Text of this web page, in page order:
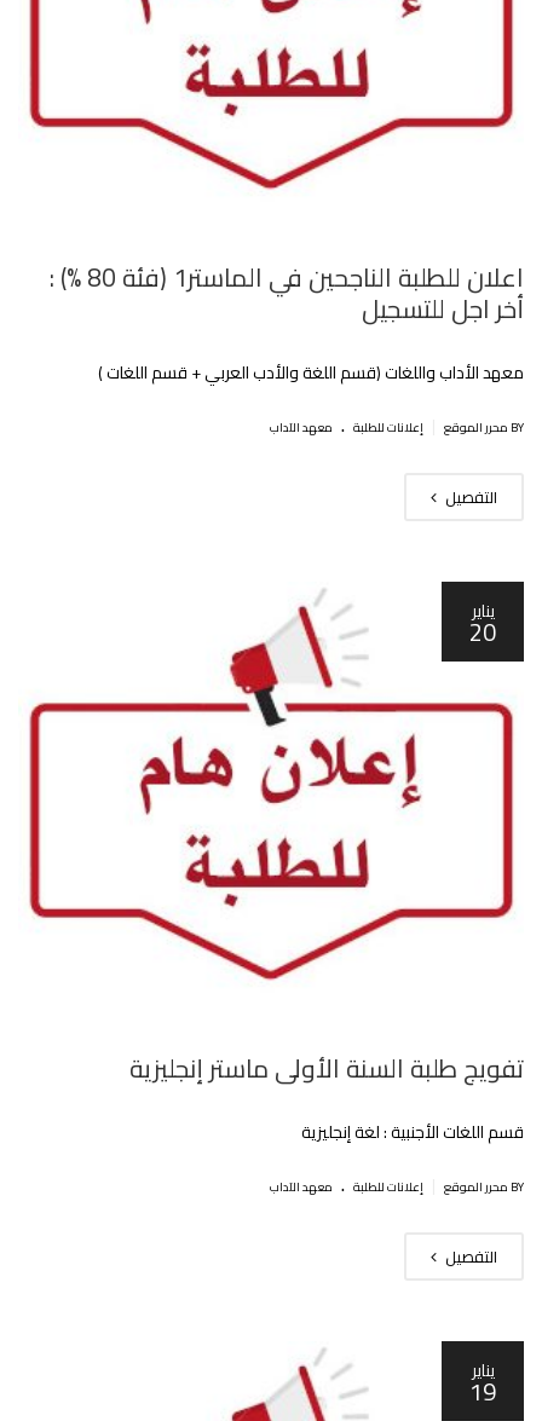
اعلان للطلبة الناجحين في الماستر1 (فئة 80 %) :
أخر اجل للتسجيل
معهد الأداب واللغات (قسم اللغة والأدب العربي + قسم اللغات )
BY محرر الموقع إعلانات للطلبة . معهد الآداب
التفصيل
يناير
20
تفويج طلبة السنة الأولى ماستر إنجليزية
قسم اللغات الأجنبية : لغة إنجليزية
BY محرر الموقع إعلانات للطلبة . معهد الآداب
التفصيل
يناير
19